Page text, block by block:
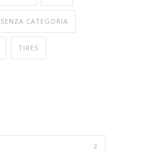
SENZA CATEGORIA
TIRES
2